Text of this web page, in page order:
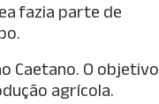
fazia parte de
Caetano. O objetivo
agrícola.